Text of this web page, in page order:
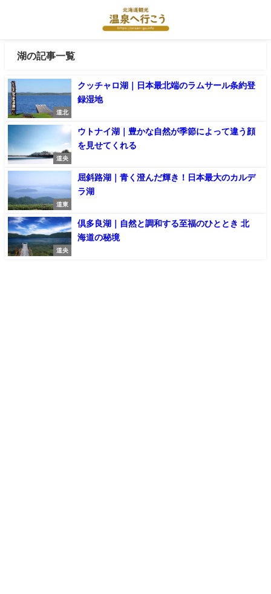
湖の記事一覧
道北
クッチャロ湖｜日本最北端のラムサール条約登
録湿地
道央
ウトナイ湖｜豊かな自然が季節によって違う顔
を見せてくれる
道東
屈斜路湖｜青く澄んだ輝き！日本最大のカルデ
ラ湖
道央
倶多良湖｜自然と調和する至福のひととき 北
海道の秘境